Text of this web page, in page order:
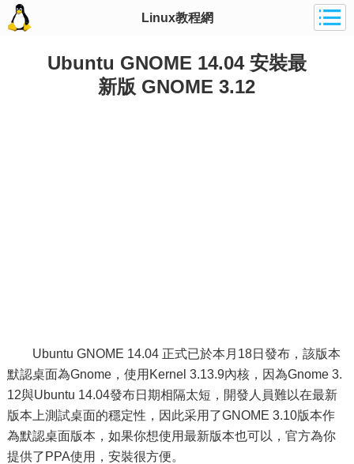
Linux教程網
Ubuntu GNOME 14.04 安裝最
新版 GNOME 3.12
Ubuntu GNOME 14.04 正式已於本月18日發布，該版本
默認桌面為Gnome，使用Kernel 3.13.9內核，因為Gnome 3.
12與Ubuntu 14.04發布日期相隔太短，開發人員難以在最新
版本上測試桌面的穩定性，因此采用了GNOME 3.10版本作
為默認桌面版本，如果你想使用最新版本也可以，官方為你
提供了PPA使用，安裝很方便。